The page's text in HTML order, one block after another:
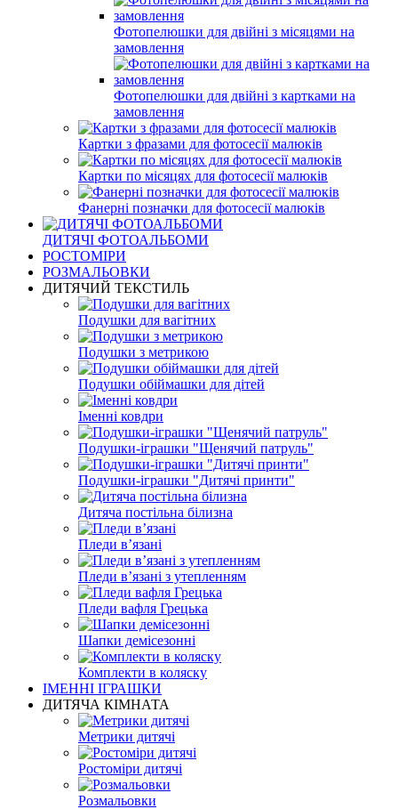
Фотопелюшки для двійні з місяцями на
замовлення
Фотопелюшки для двійні з картками на
замовлення
Картки з фразами для фотосесії малюків
Картки по місяцях для фотосесії малюків
Фанерні позначки для фотосесії малюків
ДИТЯЧІ ФОТОАЛЬБОМИ
РОСТОМІРИ
РОЗМАЛЬОВКИ
ДИТЯЧИЙ ТЕКСТИЛЬ
Подушки для вагітних
Подушки з метрикою
Подушки обіймашки для дітей
Іменні ковдри
Подушки-іграшки "Щенячий патруль"
Подушки-іграшки "Дитячі принти"
Дитяча постільна білизна
Пледи вʼязані
Пледи вʼязані з утепленням
Пледи вафля Грецька
Шапки демісезонні
Комплекти в коляску
ІМЕННІ ІГРАШКИ
ДИТЯЧА КІМНАТА
Метрики дитячі
Ростоміри дитячі
Розмальовки